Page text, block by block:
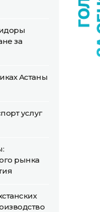
за
Астаны
услуг
рынка